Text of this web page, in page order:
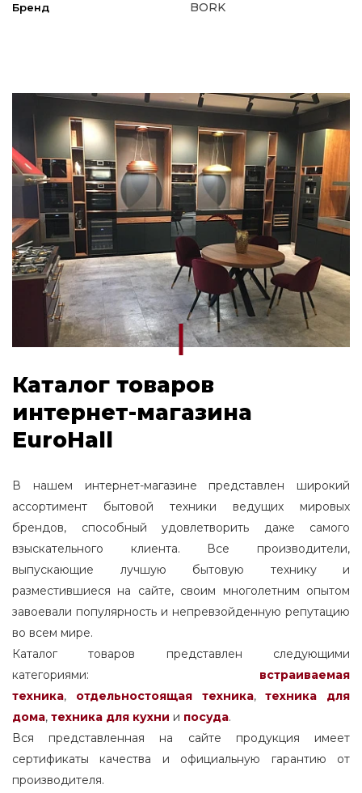
Бренд BORK
Каталог товаров
интернет-магазина
EuroHall
В нашем интернет-магазине представлен широкий
ассортимент бытовой техники ведущих мировых
брендов, способный удовлетворить даже самого
взыскательного клиента. Все производители,
выпускающие лучшую бытовую технику и
разместившиеся на сайте, своим многолетним опытом
завоевали популярность и непревзойденную репутацию
во всем мире.
Каталог товаров представлен следующими
категориями: встраиваемая
техника, отдельностоящаятехника,
техника для
дома, техника для кухни и посуда.
Вся представленная на сайте продукция имеет
сертификаты качества и официальную гарантию от
производителя.